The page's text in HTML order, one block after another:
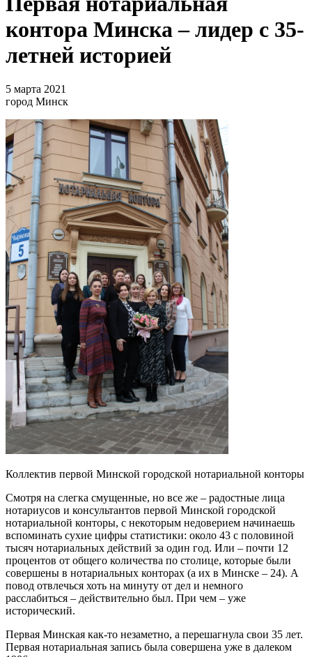
контора Минска – лидер с 35-
летней историей
5 марта 2021
город Минск
Коллектив первой Минской городской нотариальной конторы
Смотря на слегка смущенные, но все же – радостные лица
нотариусов и консультантов первой Минской городской
нотариальной конторы, с некоторым недоверием начинаешь
вспоминать сухие цифры статистики: около 43 с половиной
тысяч нотариальных действий за один год. Или – почти 12
процентов от общего количества по столице, которые были
совершены в нотариальных конторах (а их в Минске – 24). А
повод отвлечься хоть на минуту от дел и немного
расслабиться – действительно был. При чем – уже
исторический.
Первая Минская как-то незаметно, а перешагнула свои 35 лет.
Первая нотариальная запись была совершена уже в далеком